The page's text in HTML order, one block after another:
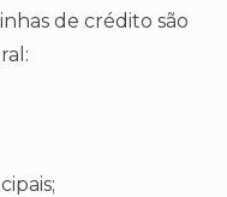
de crédito são